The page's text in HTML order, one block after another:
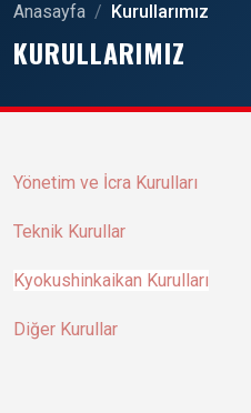
Anasayfa / Kurullarımız
KURULLARIMIZ
Yönetim ve İcra Kurulları
Teknik Kurullar
Kyokushinkaikan Kurulları
Diğer Kurullar